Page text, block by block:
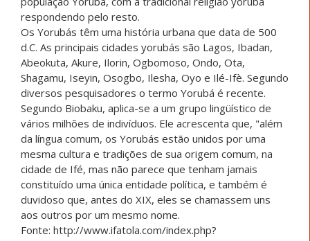
respondendo pelo resto.
Os Yorubás têm uma história urbana que data de 500
d.C. As principais cidades yorubás são Lagos, Ibadan,
Abeokuta, Akure, Ilorin, Ogbomoso, Ondo, Ota,
Shagamu, Iseyin, Osogbo, Ilesha, Oyo e Ilé-Ifè. Segundo
diversos pesquisadores o termo Yorubá é recente.
Segundo Biobaku, aplica-se a um grupo lingüístico de
vários milhões de indivíduos. Ele acrescenta que, "além
da língua comum, os Yorubás estão unidos por uma
mesma cultura e tradições de sua origem comum, na
cidade de Ifé, mas não parece que tenham jamais
constituído uma única entidade política, e também é
duvidoso que, antes do XIX, eles se chamassem uns
aos outros por um mesmo nome.
Fonte: http://www.ifatola.com/index.php?